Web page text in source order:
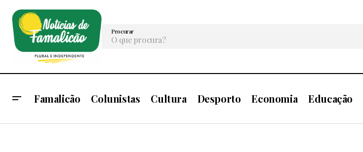
Procurar
Famalicão Colunistas Cultura Desporto Economia Educação